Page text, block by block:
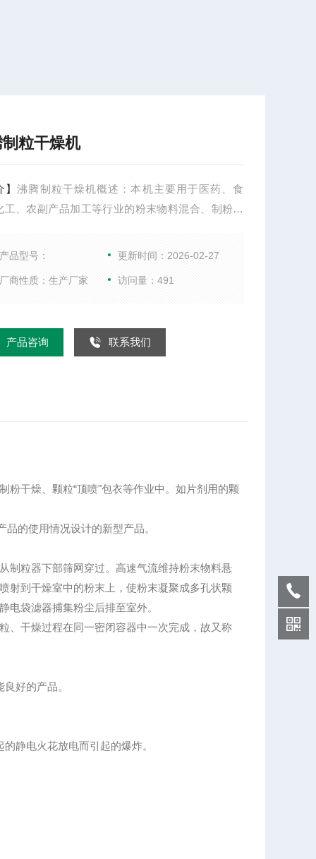
粒干燥机
】沸腾制粒干燥机概述：本机主要用于医药、食
工、农副产品加工等行业的粉末物料混合、制粉干
产品型号： 更新时间：2026-02-27
厂商性质：生产厂家 访问量：491
产品咨询 联系我们
粉干燥、颗粒“顶喷"包衣等作业中。如片剂用的颗
的使用情况设计的新型产品。
制粒器下部筛网穿过。高速气流维持粉末物料悬
射到干燥室中的粉末上，使粉末凝聚成多孔状颗
电袋滤器捕集粉尘后排至室外。
、干燥过程在同一密闭容器中一次完成，故又称
好的产品。
静电火花放电而引起的爆炸。